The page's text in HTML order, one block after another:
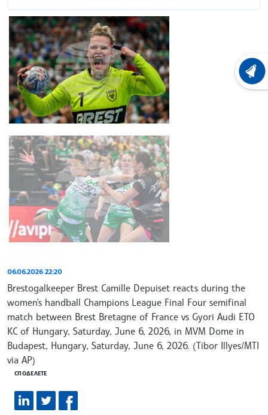
06.06.2026 22:20
Brestogalkeeper Brest Camille Depuiset reacts during the
women's handball Champions League Final Four semifinal
match between Brest Bretagne of France vs Gyori Audi ETO
KC of Hungary, Saturday, June 6, 2026, in MVM Dome in
Budapest, Hungary, Saturday, June 6, 2026. (Tibor Illyes/MTI
via AP)
СПОДЕЛЕТЕ